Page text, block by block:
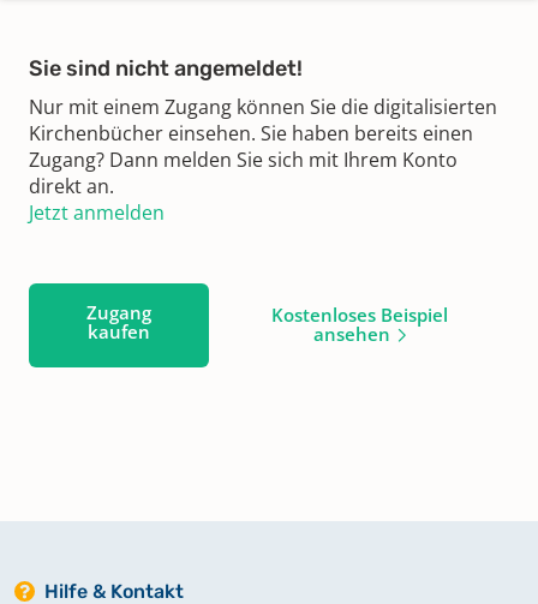
Sie sind nicht angemeldet!
Nur mit einem Zugang können Sie die digitalisierten
Kirchenbücher einsehen. Sie haben bereits einen
Zugang? Dann melden Sie sich mit Ihrem Konto
direkt an.
Jetzt anmelden
Zugang
kaufen
Kostenloses Beispiel
ansehen
Hilfe & Kontakt